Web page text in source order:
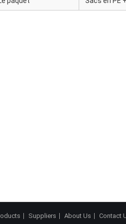
Suppliers About Us Contact